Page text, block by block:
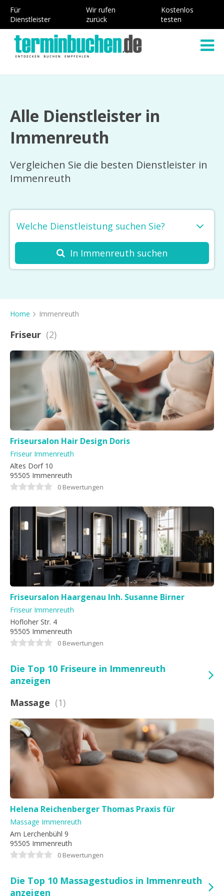
Für
Dienstleister
Wir rufen
zurück
Kostenlos
testen
Alle Dienstleister in
Immenreuth
Vergleichen Sie die besten Dienstleister in
Immenreuth
Welche Dienstleistung suchen Sie?
Friseur
Spa
Massage
Haarentfernung
Barbershop
Nagelstudio
Tattoo & Piercing
Sonnenstudio
In Immenreuth suchen
Home Immenreuth
Friseur (2)
Friseursalon Hair Design Doris
Friseur Immenreuth
Altes Dorf 10
95505 Immenreuth
0 Bewertungen
Friseursalon Haargenau Inh. Susanne Birner
Friseur Immenreuth
Hofloher Str. 4
95505 Immenreuth
0 Bewertungen
Die Top 10 Friseure in Immenreuth
anzeigen
Massage (1)
Helena Reichenberger Thomas Praxis für
Physiotherapie
Massage Immenreuth
Am Lerchenbühl 9
95505 Immenreuth
0 Bewertungen
Die Top 10 Massagestudios in Immenreuth
anzeigen